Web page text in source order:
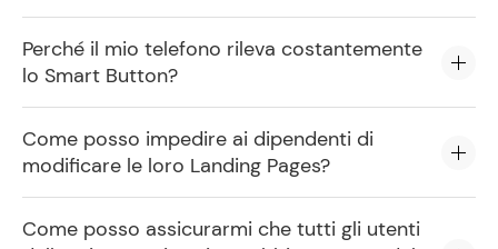
Perché il mio telefono rileva costantemente
lo Smart Button?
Come posso impedire ai dipendenti di
modificare le loro Landing Pages?
Come posso assicurarmi che tutti gli utenti